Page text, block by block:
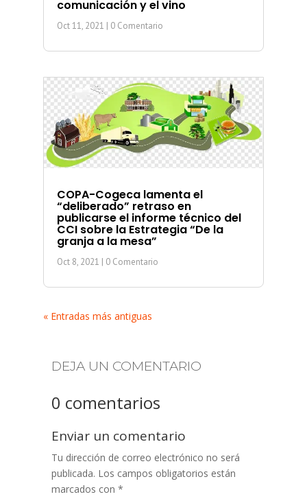
comunicación y el vino
Oct 11, 2021 | 0 Comentario
COPA-Cogeca lamenta el
“deliberado” retraso en
publicarse el informe técnico del
CCI sobre la Estrategia “De la
granja a la mesa”
Oct 8, 2021 | 0 Comentario
« Entradas más antiguas
DEJA UN COMENTARIO
0 comentarios
Enviar un comentario
Tu dirección de correo electrónico no será
publicada. Los campos obligatorios están
marcados con *